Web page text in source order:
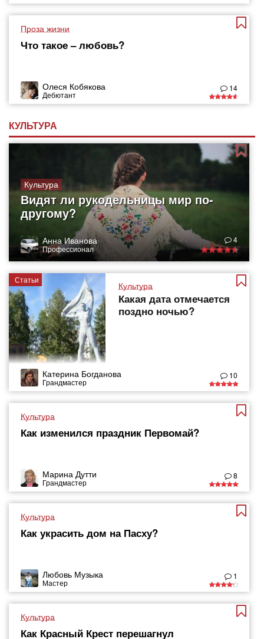
Проза жизни
Что такое – любовь?
Олеся Кобякова
Дебютант
14
КУЛЬТУРА
Культура
Видят ли рукодельницы мир по-
другому?
Анна Иванова
Профессионал
4
Статьи
Культура
Какая дата отмечается
поздно ночью?
Катерина Богданова
Грандмастер
10
Культура
Как изменился праздник Первомай?
Марина Дутти
Грандмастер
8
Культура
Как украсить дом на Пасху?
Любовь Музыка
Мастер
1
Культура
Как Красный Крест перешагнул